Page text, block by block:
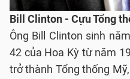
Bill Clinton - Cựu Tổng
Ông Bill Clinton sinh
42 của Hoa Kỳ từ năm
trở thành Tổng thống